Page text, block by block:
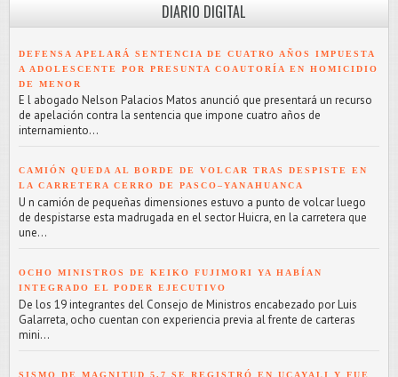
DIARIO DIGITAL
DEFENSA APELARÁ SENTENCIA DE CUATRO AÑOS IMPUESTA
A ADOLESCENTE POR PRESUNTA COAUTORÍA EN HOMICIDIO
DE MENOR
E l abogado Nelson Palacios Matos anunció que presentará un recurso
de apelación contra la sentencia que impone cuatro años de
internamiento...
CAMIÓN QUEDA AL BORDE DE VOLCAR TRAS DESPISTE EN
LA CARRETERA CERRO DE PASCO–YANAHUANCA
U n camión de pequeñas dimensiones estuvo a punto de volcar luego
de despistarse esta madrugada en el sector Huicra, en la carretera que
une...
OCHO MINISTROS DE KEIKO FUJIMORI YA HABÍAN
INTEGRADO EL PODER EJECUTIVO
De los 19 integrantes del Consejo de Ministros encabezado por Luis
Galarreta, ocho cuentan con experiencia previa al frente de carteras
mini...
SISMO DE MAGNITUD 5.7 SE REGISTRÓ EN UCAYALI Y FUE